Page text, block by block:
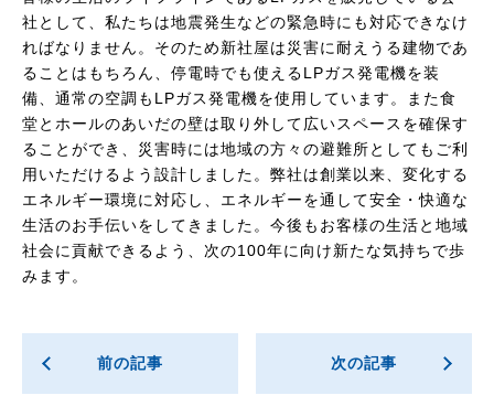
社として、私たちは地震発生などの緊急時にも対応できなけ
ればなりません。そのため新社屋は災害に耐えうる建物であ
ることはもちろん、停電時でも使えるLPガス発電機を装
備、通常の空調もLPガス発電機を使用しています。また食
堂とホールのあいだの壁は取り外して広いスペースを確保す
ることができ、災害時には地域の方々の避難所としてもご利
用いただけるよう設計しました。弊社は創業以来、変化する
エネルギー環境に対応し、エネルギーを通して安全・快適な
生活のお手伝いをしてきました。今後もお客様の生活と地域
社会に貢献できるよう、次の100年に向け新たな気持ちで歩
みます。
前の記事 次の記事